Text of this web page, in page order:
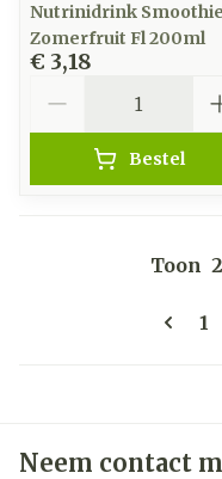
Nutrinidrink Smoothie
Zomerfruit Fl 200ml
€ 3,18
Bestel
U
1
Toon
Neem contact